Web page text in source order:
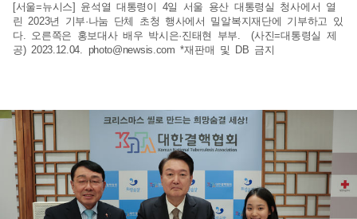
[서울=뉴시스] 윤석열 대통령이 4일 서울 용산 대통령실 청사에서 열
린 2023년 기부·나눔 단체 초청 행사에서 밀알복지재단에 기부하고 있
다. 오른쪽은 홍보대사 배우 박시은·진태현 부부. (사진=대통령실 제
공) 2023.12.04. photo@newsis.com *재판매 및 DB 금지